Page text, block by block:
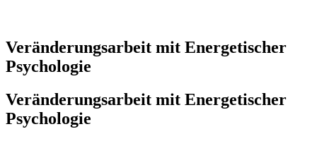
Veränderungsarbeit mit Energetischer
Psychologie
Veränderungsarbeit mit Energetischer
Psychologie